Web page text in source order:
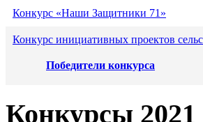
Конкурс «Наши Защитники 71»
Конкурс инициативных проектов
Победители конкурса
Конкурсы 2021